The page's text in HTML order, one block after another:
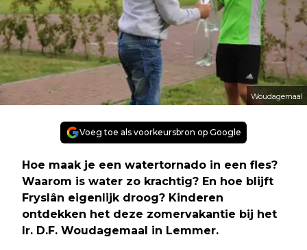
Woudagemaal
Voeg toe als voorkeursbron op Google
Hoe maak je een watertornado in een fles?
Waarom is water zo krachtig? En hoe blijft
Fryslân eigenlijk droog? Kinderen
ontdekken het deze zomervakantie bij het
Ir. D.F. Woudagemaal in Lemmer.